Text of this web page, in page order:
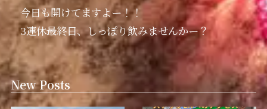
今日も開けてますよー！！
3連休最終日、しっぽり飲みませんかー？
New Posts